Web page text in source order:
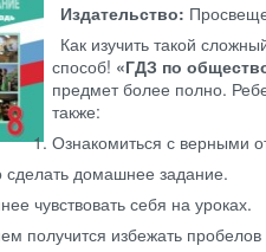
Издательство:
Как изучить такой
способ! «ГДЗ по
предмет более полно.
также:
Ознакомиться с верными
сделать домашнее задание.
чувствовать себя на уроках.
получится избежать